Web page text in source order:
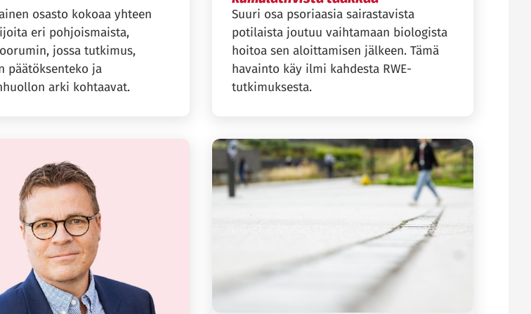
osasto kokoaa yhteen
eri pohjoismaista,
jossa tutkimus,
päätöksenteko ja
arki kohtaavat.
Suuri osa psoriaasia sairastavista
potilaista joutuu vaihtamaan biologista
hoitoa sen aloittamisen jälkeen. Tämä
havainto käy ilmi kahdesta RWE-
tutkimuksesta.